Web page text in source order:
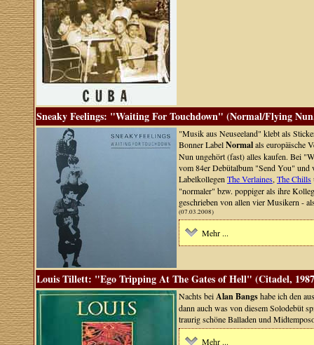
Sneaky Feelings: "Waiting For Touchdown" (Normal/Flying
"Musik aus Neuseeland" klebt als
Bonner LabelNormalals europäische
Nun ungehört (fast) alles kaufen. Bei
vom 84er Debütalbum "Send You"
Labelkollegen The Verlaines, The Chills
"normaler" bzw. poppiger als ihre
geschrieben von allen vier Musikern -
(07.03.2008)
Mehr ...
Louis Tillett: "Ego Tripping At The Gates of Hell" (Citadel,
Nachts beiAlan Bangshabe ich den
dann auch was von diesem Solodebüt
traurig schöne Balladen und
Mehr ...